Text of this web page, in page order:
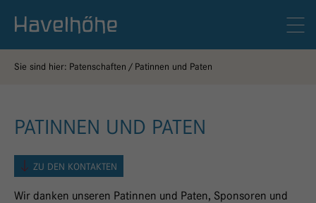
Sie sind hier: Patenschaften Patinnen und Paten
PATINNEN UND PATEN
ZU DEN KONTAKTEN
Wir danken unseren Patinnen und Paten, Sponsoren und